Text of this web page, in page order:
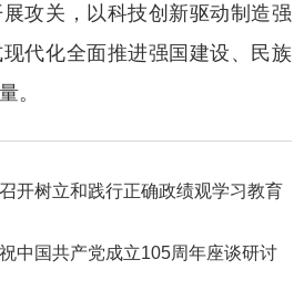
攻关，以科技创新驱动制造强
代化全面推进强国建设、民族
。
开树立和践行正确政绩观学习教育
中国共产党成立105周年座谈研讨